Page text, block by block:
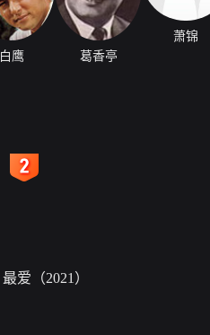
白鹰 葛香亭
萧锦
最爱（2021）